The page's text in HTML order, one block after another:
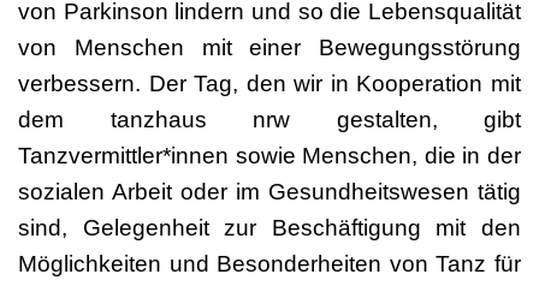
von Parkinson lindern und so die Lebensqualität
von Menschen mit einer Bewegungsstörung
verbessern. Der Tag, den wir in Kooperation mit
dem tanzhaus nrw gestalten, gibt
Tanzvermittler*innen sowie Menschen, die in der
sozialen Arbeit oder im Gesundheitswesen tätig
sind, Gelegenheit zur Beschäftigung mit den
Möglichkeiten und Besonderheiten von Tanz für